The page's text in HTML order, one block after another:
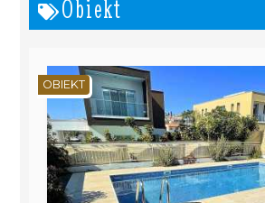
Obiekt
OBIEKT